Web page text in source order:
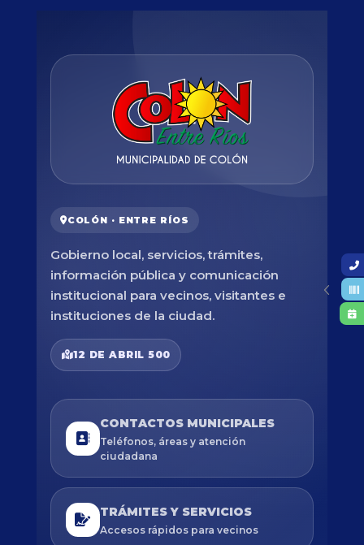
COLÓN · ENTRE RÍOS
Gobierno local, servicios, trámites,
información pública y comunicación
institucional para vecinos, visitantes e
instituciones de la ciudad.
12 DE ABRIL 500
CONTACTOS MUNICIPALES
Teléfonos, áreas y atención
ciudadana
TRÁMITES Y SERVICIOS
Accesos rápidos para vecinos